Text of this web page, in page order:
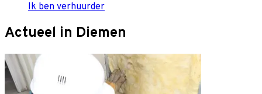
Ik ben verhuurder
Actueel in Diemen